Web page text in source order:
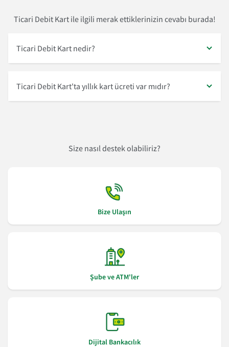
Ticari Debit Kart ile ilgili merak ettiklerinizin cevabı burada!
Ticari Debit Kart nedir?
Ticari Debit Kart'ta yıllık kart ücreti var mıdır?
Size nasıl destek olabiliriz?
Bize Ulaşın
Şube ve ATM'ler
Dijital Bankacılık